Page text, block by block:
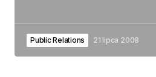
Public Relations 21 lipca 2008